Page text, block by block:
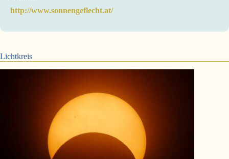
http://www.sonnengeflecht.at/
Lichtkreis